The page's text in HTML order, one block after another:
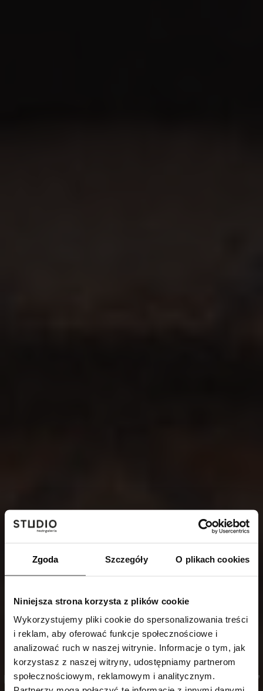
Zgoda Szczegóły O plikach cookies
Niniejsza strona korzysta z plików cookie
Wykorzystujemy pliki cookie do spersonalizowania treści
i reklam, aby oferować funkcje społecznościowe i
analizować ruch w naszej witrynie. Informacje o tym, jak
korzystasz z naszej witryny, udostępniamy partnerom
społecznościowym, reklamowym i analitycznym.
MAX CEGIELSKI - WYKŁAD „AHMED MODHIR”